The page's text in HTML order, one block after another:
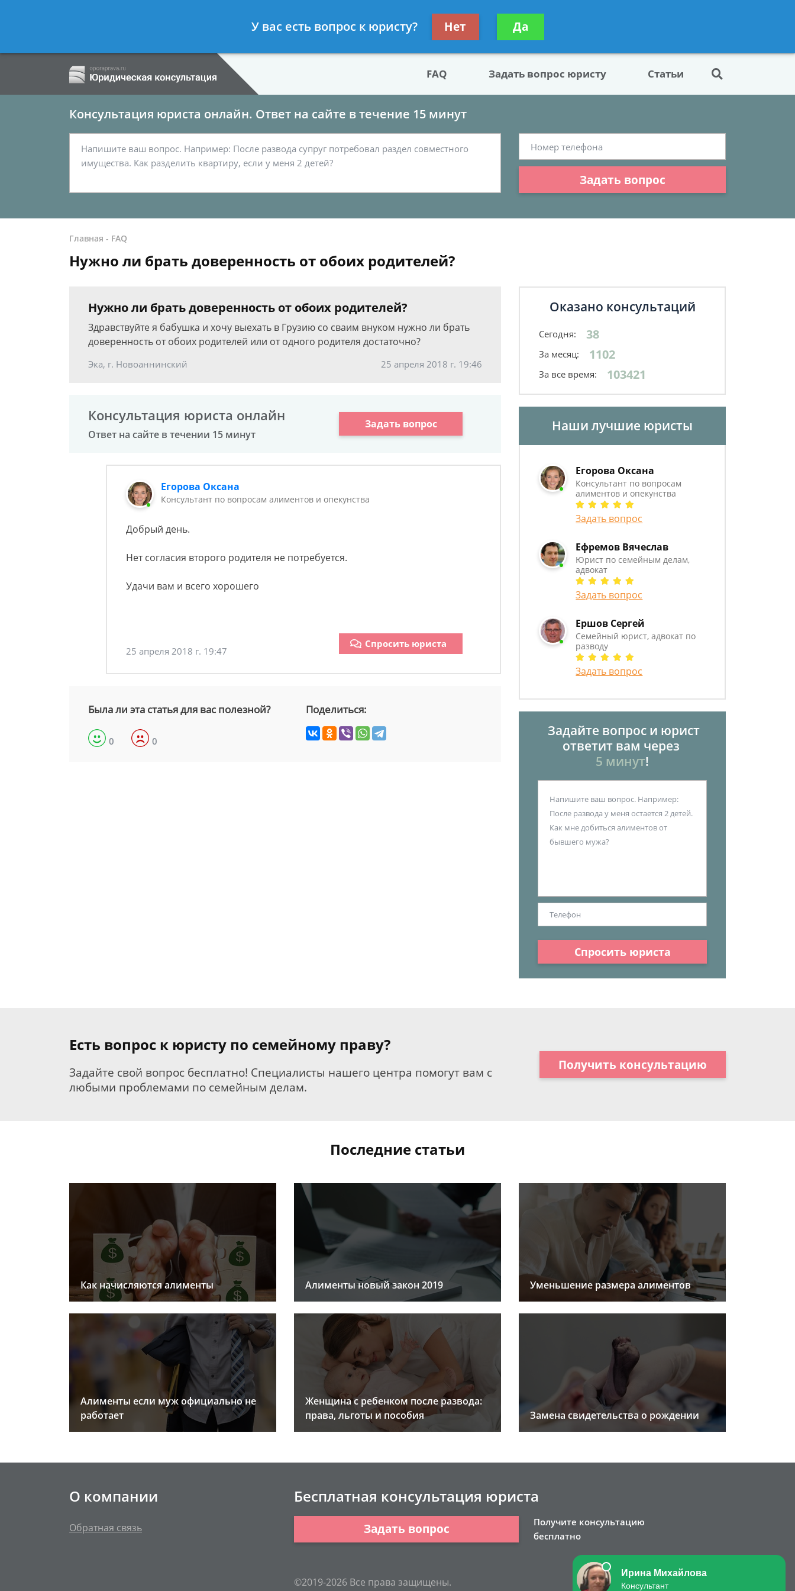
- Семейный юрист, адвокат по разводу
Получите консультацию
бесплатно
FAQ Задать вопрос юристу Статьи
Консультация юриста онлайн. Ответ на сайте в течение 15 минут
Задать вопрос
Главная - FAQ
Нужно ли брать доверенность от обоих родителей?
Нужно ли брать доверенность от обоих родителей?
Здравствуйте я бабушка и хочу выехать в Грузию со сваим внуком нужно ли брать
доверенность от обоих родителей или от одного родителя достаточно?
Эка, г. Новоаннинский 25 апреля 2018 г. 19:46
Консультация юриста онлайн
Ответ на сайте в течении 15 минут
Задать вопрос
Егорова Оксана
Консультант по вопросам алиментов и опекунства
Добрый день.
Нет согласия второго родителя не потребуется.
Удачи вам и всего хорошего
25 апреля 2018 г. 19:47
Спросить юриста
Была ли эта статья для вас полезной?
0 0
Поделиться:
Оказано консультаций
Сегодня: 38
За месяц: 1102
За все время: 103421
Наши лучшие юристы
Егорова Оксана
Консультант по вопросам
алиментов и опекунства
Задать вопрос
Ефремов Вячеслав
Юрист по семейным делам,
адвокат
Задать вопрос
Ершов Сергей
Семейный юрист, адвокат по
разводу
Задать вопрос
Задайте вопрос и юрист
ответит вам через
5 минут!
Спросить юриста
Есть вопрос к юристу по семейному праву?
Задайте свой вопрос бесплатно! Специалисты нашего центра помогут вам с
любыми проблемами по семейным делам.
Получить консультацию
Последние статьи
Как начисляются алименты Алименты новый закон 2019 Уменьшение размера алиментов
Алименты если муж официально не
работает
Женщина с ребенком после развода:
права, льготы и пособия
Замена свидетельства о рождении
О компании
Обратная связь
Бесплатная консультация юриста
Задать вопрос
Получите консультацию
бесплатно
©2019-2026 Все права защищены.
У вас есть вопрос к юристу? Нет Да